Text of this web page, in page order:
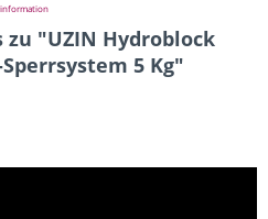
"UZIN Hydroblock
5 Kg"